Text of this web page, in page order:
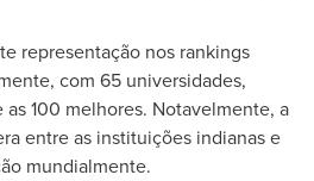
representação nos rankings
com 65 universidades,
100 melhores. Notavelmente, a
entre as instituições indianas e
mundialmente.